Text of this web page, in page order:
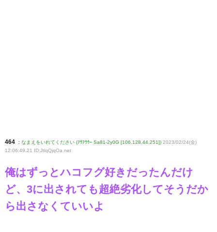
464 : なまえをいれてください (ｱｳｱｳｳｰ Sa81-2y0G [106.128.44.251]) 2023/02/24(金)
12:06:49.21 ID:JtlqQjqOa .net
俺はずっとハコフグ好きだったんだけ
ど、3に出されても超絶劣化してそうだか
ら出さなくていいよ